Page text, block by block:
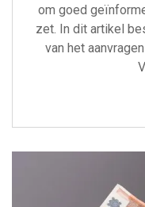
om goed
zet. In dit artikel
van het